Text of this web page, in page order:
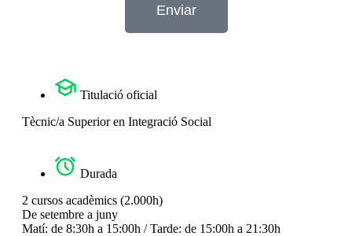
Enviar
Titulació oficial
Tècnic/a Superior en Integració Social
Durada
2 cursos acadèmics (2.000h)
De setembre a juny
Matí: de 8:30h a 15:00h / Tarde: de 15:00h a 21:30h